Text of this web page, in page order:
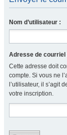
Nom d’utilisateur :
Adresse de courriel
Cette adresse doit
compte. Si vous ne
l’utilisateur, il s’agit
votre inscription.